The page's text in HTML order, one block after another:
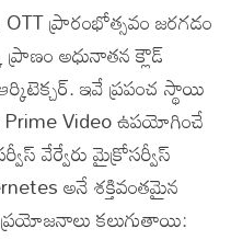
ప్రారంభోత్సవం జరగడం
అధునాతన క్లౌడ్
ఇవే ప్రపంచ స్థాయి
Prime Video ఉపయోగించే
వేర్వేరు మైక్రోసర్వీస్
అనే శక్తివంతమైన
ప్రయోజనాలు కలుగుతాయి: